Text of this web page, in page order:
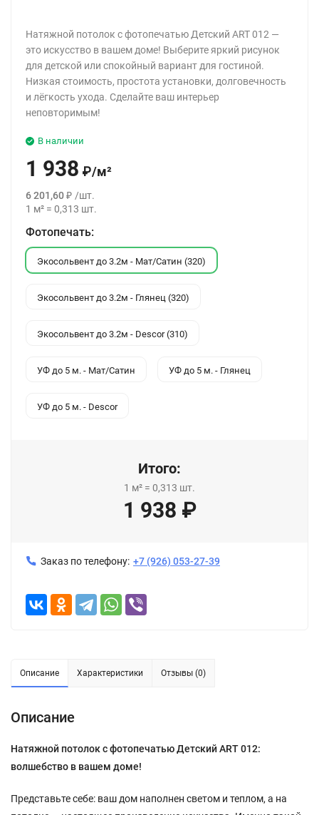
Натяжной потолок с фотопечатью Детский ART 012 —
это искусство в вашем доме! Выберите яркий рисунок
для детской или спокойный вариант для гостиной.
Низкая стоимость, простота установки, долговечность
и лёгкость ухода. Сделайте ваш интерьер
неповторимым!
В наличии
1 938 ₽/м²
6 201,60₽ /шт.
1 м² = 0,313 шт.
Фотопечать:
Экосольвент до 3.2м - Мат/Сатин (320)
Экосольвент до 3.2м - Глянец (320)
Экосольвент до 3.2м - Descor (310)
УФ до 5 м. - Мат/Сатин УФ до 5 м. - Глянец
УФ до 5 м. - Descor
Итого:
1 м² = 0,313 шт.
1 938 ₽
Заказ по телефону: +7 (926) 053-27-39
Описание Характеристики Отзывы (0)
Описание
Натяжной потолок с фотопечатью Детский ART 012:
волшебство в вашем доме!
Представьте себе: ваш дом наполнен светом и теплом, а на